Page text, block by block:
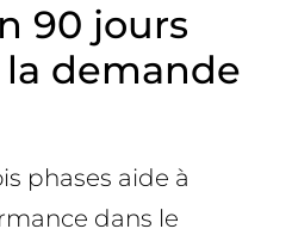
90 jours
demande
phases aide à
dans le